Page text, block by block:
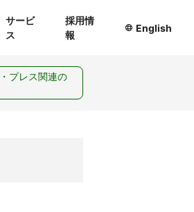
サービ
ス
採用情
報
English
プレス関連の